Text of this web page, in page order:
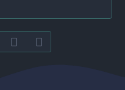
youtubeBize ulaşın